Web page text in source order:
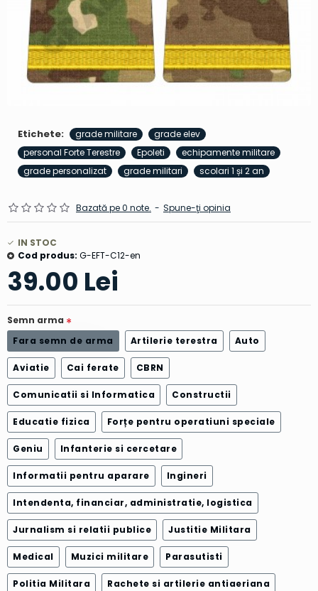
Etichete: grade militare
grade elev
personal Forte Terestre
Epoleti
echipamente militare
grade personalizat
grade militari scolari 1 și 2 an
Bazată pe 0 note. - Spune-ţi opinia
39.00 Lei
IN STOC
Cod produs: G-EFT-C12-en
Semn arma
Fara semn de arma
Artilerie terestra Auto
Aviatie Cai ferate CBRN
Comunicatii si Informatica Constructii
Educatie fizica Forțe pentru operatiuni speciale
Geniu Infanterie si cercetare
Informatii pentru aparare Ingineri
Intendenta, financiar, administratie, logistica
Jurnalism si relatii publice Justitie Militara
Medical Muzici militare Parasutisti
Politia Militara Rachete si artilerie antiaeriana